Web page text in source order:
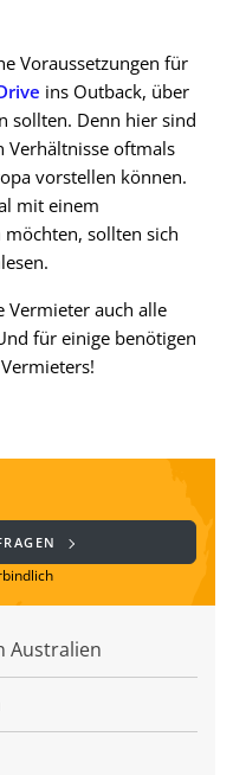
Voraussetzungen für
ins Outback, über
sollten. Denn hier sind
Verhältnisse oftmals
vorstellen können.
mit einem
sollten sich
Vermieter auch alle
für einige benötigen
Australien